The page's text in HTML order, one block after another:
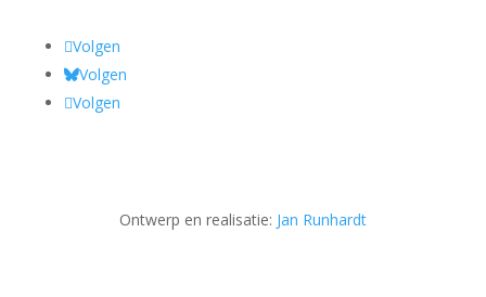
Volgen
Volgen
Volgen
Ontwerp en realisatie: Jan Runhardt